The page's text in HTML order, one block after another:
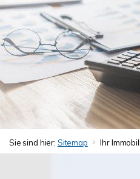
Sie sind hier: Sitemap Ihr